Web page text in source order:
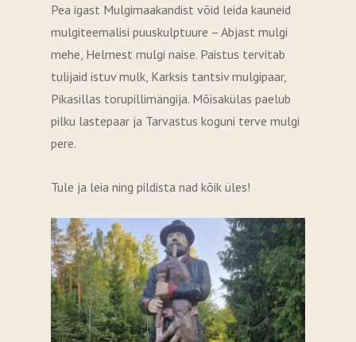
Pea igast Mulgimaakandist võid leida kauneid
mulgiteemalisi puuskulptuure – Abjast mulgi
mehe, Helmest mulgi naise. Paistus tervitab
tulijaid istuv mulk, Karksis tantsiv mulgipaar,
Pikasillas torupillimängija. Mõisakülas paelub
pilku lastepaar ja Tarvastus koguni terve mulgi
pere.
Tule ja leia ning pildista nad kõik üles!